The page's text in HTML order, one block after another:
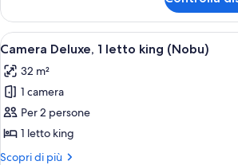
Strip
View
Room
2
Queen
Non-
Smoking
Partial
Strip
View
2
Queen
Non-
Smoking
Apri
tutte
le
foto
per
Camera
Deluxe,
Una
4
Camera Deluxe, 1 letto king (Nobu)
32 m²
1 camera
Per 2 persone
1 letto king
Scopri di più
Altri